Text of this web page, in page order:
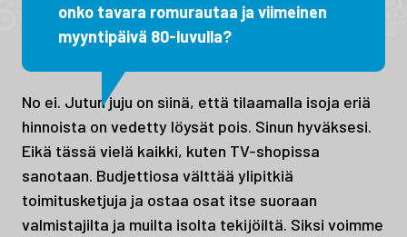
onko tavara romurautaa ja viimeinen
myyntipäivä 80-luvulla?
No ei. Jutun juju on sìinä, että tilaamalla isoja eriä
hinnoista on vedetty löysät pois. Sinun hyväksesi.
Eikä tässä vielä kaikki, kuten TV-shopissa
sanotaan. Budjettiosa välttää ylipitkiä
toimitusketjuja ja ostaa osat itse suoraan
valmistajilta ja muilta isolta tekijöiltä. Siksi voimme